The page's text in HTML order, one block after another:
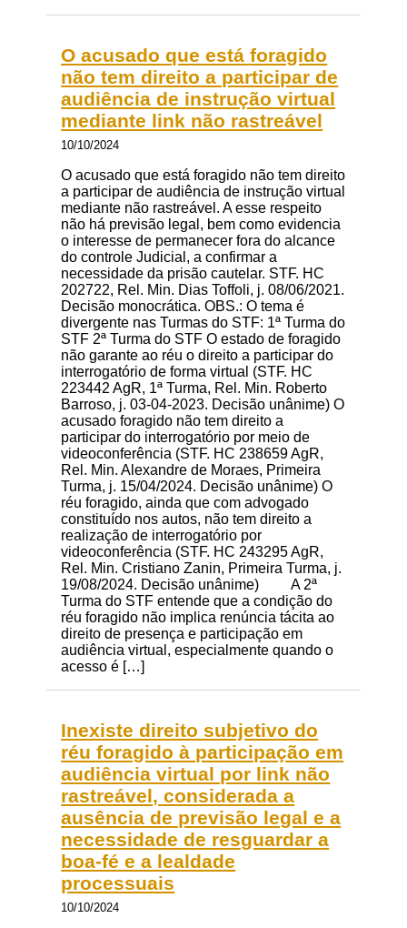
O acusado que está foragido
não tem direito a participar de
audiência de instrução virtual
mediante link não rastreável
10/10/2024
O acusado que está foragido não tem direito
a participar de audiência de instrução virtual
mediante não rastreável. A esse respeito
não há previsão legal, bem como evidencia
o interesse de permanecer fora do alcance
do controle Judicial, a confirmar a
necessidade da prisão cautelar. STF. HC
202722, Rel. Min. Dias Toffoli, j. 08/06/2021.
Decisão monocrática. OBS.: O tema é
divergente nas Turmas do STF: 1ª Turma do
STF 2ª Turma do STF O estado de foragido
não garante ao réu o direito a participar do
interrogatório de forma virtual (STF. HC
223442 AgR, 1ª Turma, Rel. Min. Roberto
Barroso, j. 03-04-2023. Decisão unânime) O
acusado foragido não tem direito a
participar do interrogatório por meio de
videoconferência (STF. HC 238659 AgR,
Rel. Min. Alexandre de Moraes, Primeira
Turma, j. 15/04/2024. Decisão unânime) O
réu foragido, ainda que com advogado
constituído nos autos, não tem direito a
realização de interrogatório por
videoconferência (STF. HC 243295 AgR,
Rel. Min. Cristiano Zanin, Primeira Turma, j.
19/08/2024. Decisão unânime) A 2ª
Turma do STF entende que a condição do
réu foragido não implica renúncia tácita ao
direito de presença e participação em
audiência virtual, especialmente quando o
acesso é […]
Inexiste direito subjetivo do
réu foragido à participação em
audiência virtual por link não
rastreável, considerada a
ausência de previsão legal e a
necessidade de resguardar a
boa-fé e a lealdade
processuais
10/10/2024